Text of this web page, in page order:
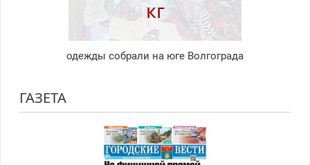
кг
одежды собрали на юге Волгограда
ГАЗЕТА